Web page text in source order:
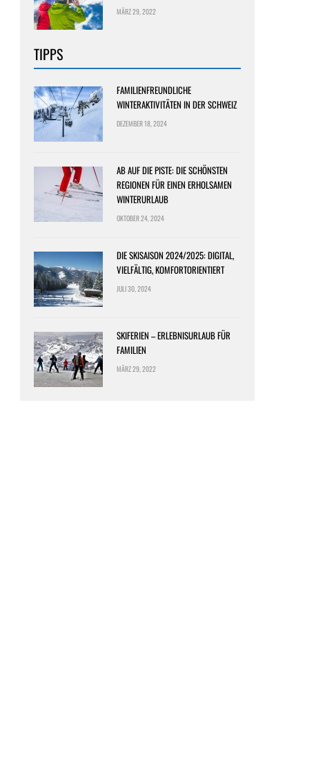
MÄRZ 29, 2022
TIPPS
FAMILIENFREUNDLICHE
WINTERAKTIVITÄTEN IN DER SCHWEIZ
DEZEMBER 18, 2024
AB AUF DIE PISTE: DIE SCHÖNSTEN
REGIONEN FÜR EINEN ERHOLSAMEN
WINTERURLAUB
OKTOBER 24, 2024
DIE SKISAISON 2024/2025: DIGITAL,
VIELFÄLTIG, KOMFORTORIENTIERT
JULI 30, 2024
SKIFERIEN – ERLEBNISURLAUB FÜR
FAMILIEN
MÄRZ 29, 2022